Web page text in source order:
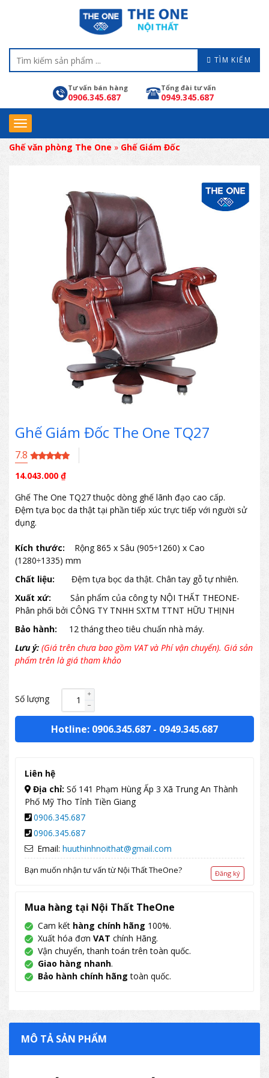
TÌM KIẾM
Tư vấn bán hàng
0906.345.687
Tổng đài tư vấn
0949.345.687
Ghế văn phòng The One » Ghế Giám Đốc
Ghế Giám Đốc The One TQ27
7.8
14.043.000 ₫
Ghế The One TQ27 thuộc dòng ghế lãnh đạo cao cấp.
Đệm tựa bọc da thật tại phần tiếp xúc trực tiếp với người sử
dụng.
Kích thước: Rộng 865 x Sâu (905÷1260) x Cao
(1280÷1335) mm
Chất liệu:
Đệm tựa bọc da thật. Chân tay gỗ tự nhiên.
Xuất xứ:
Sản phẩm của công ty NỘI THẤT THEONE-
Phân phối bởi CÔNG TY TNHH SXTM TTNT HỮU THỊNH
Bảo hành:
12 tháng theo tiêu chuẩn nhà máy.
Lưu ý: (Giá trên chưa bao gồm VAT và Phí vận chuyển). Giá sản
phẩm trên là giá tham khảo
Số lượng
Hotline: 0906.345.687 - 0949.345.687
Liên hệ
Địa chỉ: Số 141 Phạm Hùng Ấp 3 Xã Trung An Thành
Phố Mỹ Tho Tỉnh Tiền Giang
0906.345.687
0906.345.687
Email: huuthinhnoithat@gmail.com
Bạn muốn nhận tư vấn từ Nội Thất TheOne? Đăng ký
Mua hàng tại Nội Thất TheOne
Cam kết hàng chính hãng 100%.
Xuất hóa đơn VAT chính Hãng.
Vận chuyển, thanh toán trên toàn quốc.
Giao hàng nhanh.
Bảo hành chính hãng toàn quốc.
MÔ TẢ SẢN PHẨM